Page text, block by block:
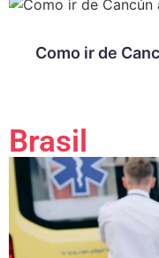
Como ir de
Brasil